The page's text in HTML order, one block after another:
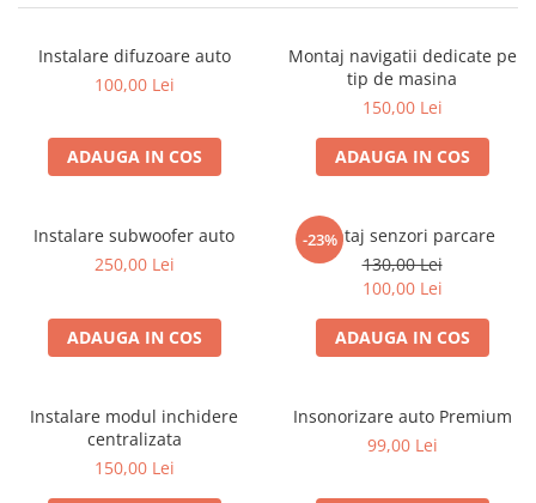
Plase portbagaj
Tavite portbagaj auto
Pachete Audio
Accesorii Sisteme Audio
Cupla carkit
Cupla radio aftermarket
Inele boxe auto
Rame radio 2DIN
Instalare difuzoare auto
100,00 Lei
ADAUGA IN COS
Montaj navigatii dedicate pe
tip de masina
150,00 Lei
ADAUGA IN COS
Instalare subwoofer auto
250,00 Lei
ADAUGA IN COS
-23%
Montaj senzori parcare
130,00 Lei
100,00 Lei
ADAUGA IN COS
Instalare modul inchidere
centralizata
150,00 Lei
Insonorizare auto Premium
99,00 Lei